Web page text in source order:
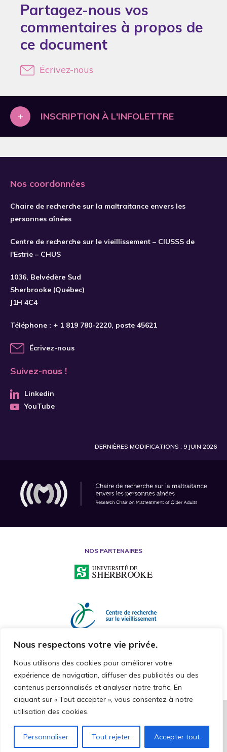
Nous respectons votre vie privée.
Nous utilisons des cookies pour améliorer votre
expérience de navigation, diffuser des publicités ou des
contenus personnalisés et analyser notre trafic. En
cliquant sur « Tout accepter », vous consentez à notre
utilisation des cookies.
Personnaliser Tout rejeter Accepter tout
2014
2015
2016
2020
2021
2025
Partagez-nous vos
commentaires à propos de
ce document
Écrivez-nous
+ INSCRIPTION À L'INFOLETTRE
Nos coordonnées
Chaire de recherche sur la maltraitance envers les
personnes aînées
Centre de recherche sur le vieillissement – CIUSSS de
l'Estrie – CHUS
1036, Belvédère Sud
Sherbrooke (Québec)
J1H 4C4
Téléphone : + 1 819 780-2220, poste 45621
Écrivez-nous
Suivez-nous !
Linkedin
YouTube
DERNIÈRES MODIFICATIONS : 9 JUIN 2026
NOS PARTENAIRES
2026 © CHAIRE DE RECHERCHE SUR LA MALTRAITANCE ENVERS LES